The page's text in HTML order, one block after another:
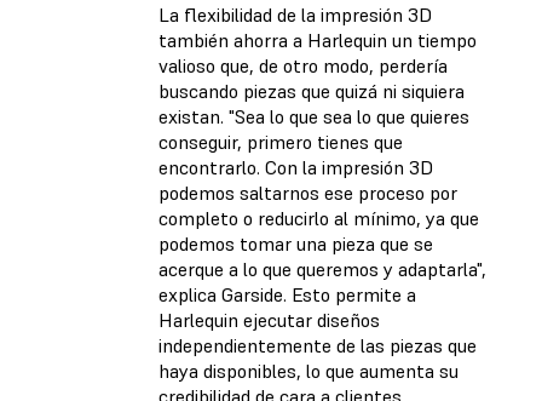
La flexibilidad de la impresión 3D
también ahorra a Harlequin un tiempo
valioso que, de otro modo, perdería
buscando piezas que quizá ni siquiera
existan. "Sea lo que sea lo que quieres
conseguir, primero tienes que
encontrarlo. Con la impresión 3D
podemos saltarnos ese proceso por
completo o reducirlo al mínimo, ya que
podemos tomar una pieza que se
acerque a lo que queremos y adaptarla",
explica Garside. Esto permite a
Harlequin ejecutar diseños
independientemente de las piezas que
haya disponibles, lo que aumenta su
credibilidad de cara a clientes